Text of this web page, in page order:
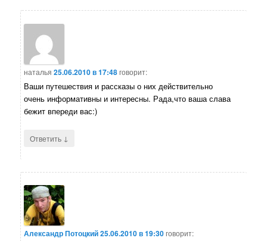
наталья 25.06.2010 в 17:48говорит:
Ваши путешествия и рассказы о них действительно
очень информативны и интересны. Рада,что ваша слава
бежит впереди вас:)
Ответить ↓
Александр Потоцкий25.06.2010 в 19:30говорит: